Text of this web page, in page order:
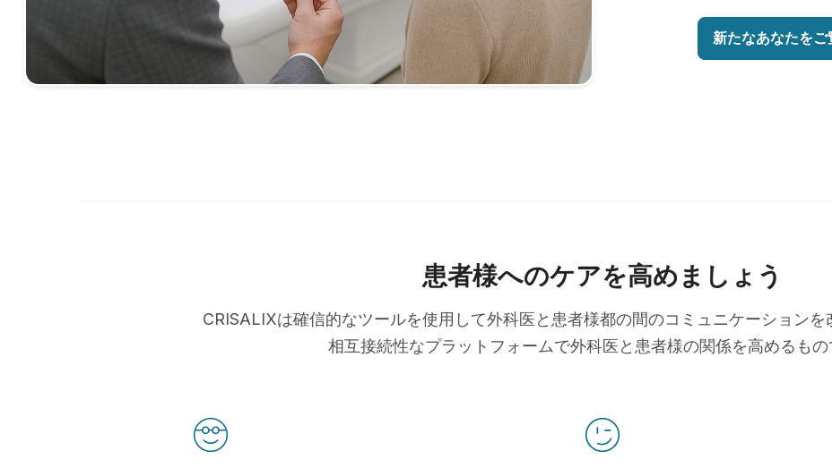
新たなあなたをご
患者様へのケアを高めましょう
CRISALIXは確信的なツールを使用して外科医と患者様都の間のコミュニケーションを
相互接続性なプラットフォームで外科医と患者様の関係を高めるもの